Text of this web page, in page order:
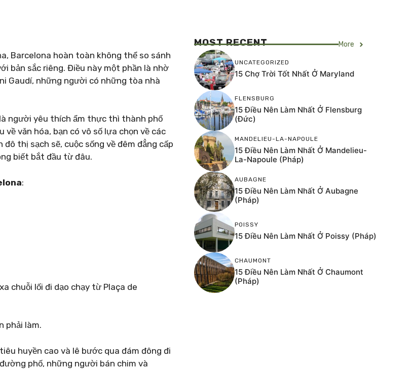
Barcelona hoàn toàn không thể so sánh
bản sắc riêng. Điều này một phần là nhờ
Gaudí, những người có những tòa nhà
người yêu thích ẩm thực thì thành phố
văn hóa, bạn có vô số lựa chọn về các
thị sạch sẽ, cuộc sống về đêm đẳng cấp
biết bắt đầu từ đâu.
:
chuỗi lối đi dạo chạy từ Plaça de
phải làm.
huyền cao và lê bước qua đám đông đi
phố, những người bán chim và
MOST RECENT More
UNCATEGORIZED
15 Chợ Trời Tốt Nhất Ở Maryland
FLENSBURG
15 Điều Nên Làm Nhất Ở Flensburg
(Đức)
MANDELIEU-LA-NAPOULE
15 Điều Nên Làm Nhất Ở Mandelieu-
La-Napoule (Pháp)
AUBAGNE
15 Điều Nên Làm Nhất Ở Aubagne
(Pháp)
POISSY
15 Điều Nên Làm Nhất Ở Poissy (Pháp)
CHAUMONT
15 Điều Nên Làm Nhất Ở Chaumont
(Pháp)